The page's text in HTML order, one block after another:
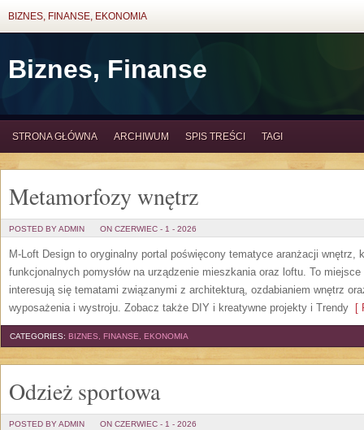
BIZNES, FINANSE, EKONOMIA
Biznes, Finanse
STRONA GŁÓWNA ARCHIWUM SPIS TREŚCI TAGI
Metamorfozy wnętrz
POSTED BY ADMIN ON CZERWIEC - 1 - 2026
M-Loft Design to oryginalny portal poświęcony tematyce aranżacji wnętrz,
funkcjonalnych pomysłów na urządzenie mieszkania oraz loftu. To
interesują się tematami związanymi z architekturą, ozdabianiem wnętrz
wyposażenia i wystroju. Zobacz także DIY i kreatywne projekty i Trendy [
CATEGORIES: BIZNES, FINANSE, EKONOMIA
Odzież sportowa
POSTED BY ADMIN ON CZERWIEC - 1 - 2026